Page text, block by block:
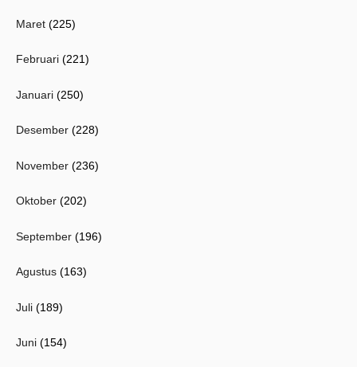
Maret (225)
Februari (221)
Januari (250)
Desember (228)
November (236)
Oktober (202)
September (196)
Agustus (163)
Juli (189)
Juni (154)